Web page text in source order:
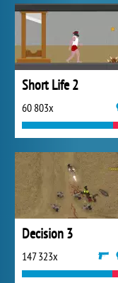
Short Life 2
60 803x
Decision 3
147 323x